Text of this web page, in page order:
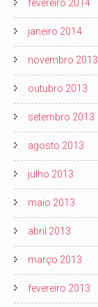
fevereiro 2014
janeiro 2014
novembro 2013
outubro 2013
setembro 2013
agosto 2013
julho 2013
maio 2013
abril 2013
março 2013
fevereiro 2013